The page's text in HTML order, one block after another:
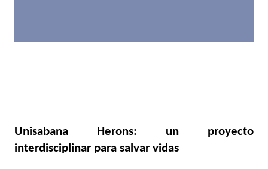
Unisabana Herons: un proyecto
interdisciplinar para salvar vidas